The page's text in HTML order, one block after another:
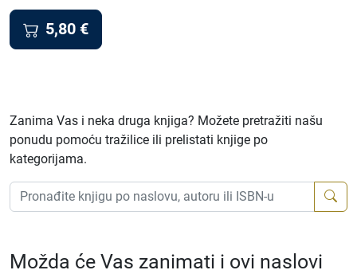
5,80 €
Zanima Vas i neka druga knjiga? Možete pretražiti našu
ponudu pomoću tražilice ili prelistati knjige po
kategorijama.
Možda će Vas zanimati i ovi naslovi